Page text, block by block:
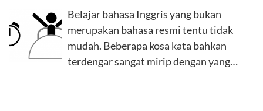
Belajar bahasa Inggris yang bukan
merupakan bahasa resmi tentu tidak
mudah. Beberapa kosa kata bahkan
terdengar sangat mirip dengan yang…